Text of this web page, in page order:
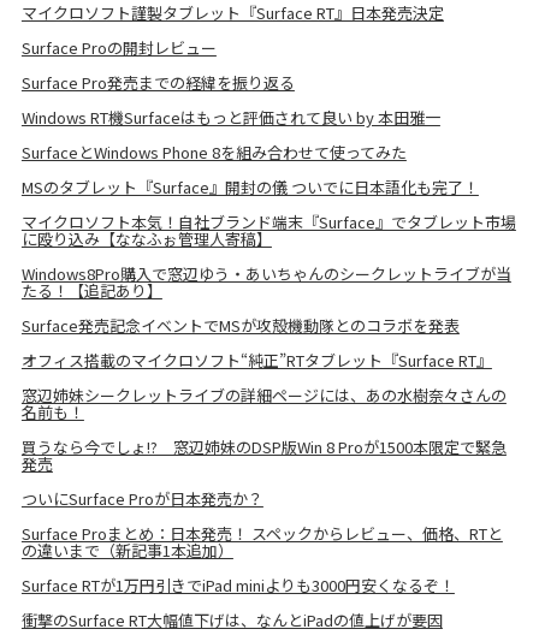
マイクロソフト謹製タブレット『Surface RT』日本発売決定
Surface Proの開封レビュー
Surface Pro発売までの経緯を振り返る
Windows RT機Surfaceはもっと評価されて良い by 本田雅一
SurfaceとWindows Phone 8を組み合わせて使ってみた
MSのタブレット『Surface』開封の儀 ついでに日本語化も完了！
マイクロソフト本気！自社ブランド端末『Surface』でタブレット市場
に殴り込み【ななふぉ管理人寄稿】
Windows8Pro購入で窓辺ゆう・あいちゃんのシークレットライブが当
たる！【追記あり】
Surface発売記念イベントでMSが攻殻機動隊とのコラボを発表
オフィス搭載のマイクロソフト“純正”RTタブレット『Surface RT』
窓辺姉妹シークレットライブの詳細ページには、あの水樹奈々さんの
名前も！
買うなら今でしょ!? 窓辺姉妹のDSP版Win 8 Proが1500本限定で緊急
発売
ついにSurface Proが日本発売か？
Surface Proまとめ：日本発売！ スペックからレビュー、価格、RTと
の違いまで（新記事1本追加）
Surface RTが1万円引きでiPad miniよりも3000円安くなるぞ！
衝撃のSurface RT大幅値下げは、なんとiPadの値上げが要因